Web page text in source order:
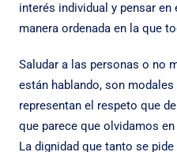
interés individual y pensar
manera ordenada en la que
Saludar a las personas o no
están hablando, son
representan el respeto que
que parece que olvidamos
La dignidad que tanto se